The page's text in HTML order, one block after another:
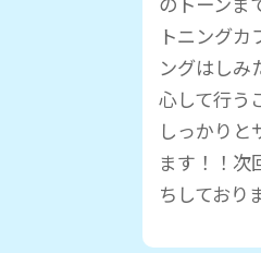
トニングカ
ングはしみ
心して行う
しっかりと
ます！！次
ちしてお